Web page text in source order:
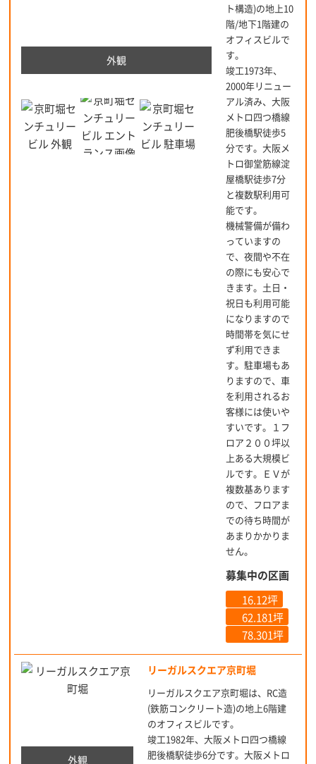
外観
ト構造)の地上10
階/地下1階建の
オフィスビルで
す。
竣工1973年、
2000年リニュー
アル済み、大阪
メトロ四つ橋線
肥後橋駅徒歩5
分です。大阪メ
トロ御堂筋線淀
屋橋駅徒歩7分
と複数駅利用可
能です。
機械警備が備わ
っていますの
で、夜間や不在
の際にも安心で
きます。土日・
祝日も利用可能
になりますので
時間帯を気にせ
ず利用できま
す。駐車場もあ
りますので、車
を利用されるお
客様には使いや
すいです。１フ
ロア２００坪以
上ある大規模ビ
ルです。ＥＶが
複数基あります
ので、フロアま
での待ち時間が
あまりかかりま
せん。
募集中の区画
16.12坪
62.181坪
78.301坪
外観
リーガルスクエア京町堀
リーガルスクエア京町堀は、RC造
(鉄筋コンクリート造)の地上6階建
のオフィスビルです。
竣工1982年、大阪メトロ四つ橋線
肥後橋駅徒歩6分です。大阪メトロ